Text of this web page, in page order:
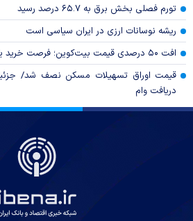
تورم فصلی بخش برق به ۶۵.۷ درصد رسید
ریشه نوسانات ارزی در ایران سیاسی است
افت ۵۰ درصدی قیمت بیت‌کوین؛ فرصت خرید یا آغاز دوره نزولی؟
قیمت اوراق تسهیلات مسکن نصف شد/
دریافت وام